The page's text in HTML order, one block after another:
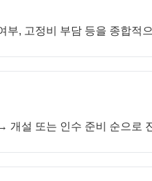
부, 고정비 부담 등을 종합적
설 또는 인수 준비 순으로